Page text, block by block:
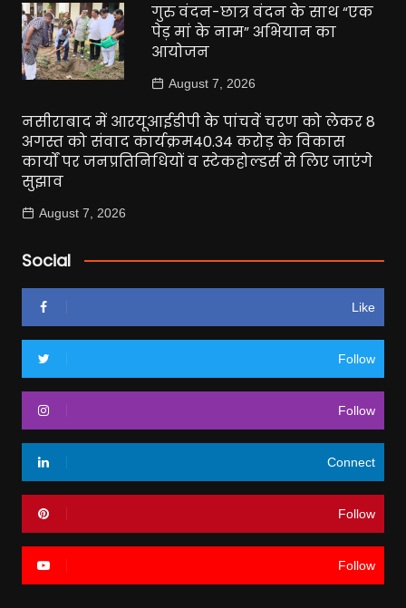
गुरु वंदन-छात्र वंदन के साथ “एक
पेड़ मां के नाम” अभियान का
आयोजन
August 7, 2026
नसीराबाद में आरयूआईडीपी के पांचवें चरण को लेकर 8
अगस्त को संवाद कार्यक्रम40.34 करोड़ के विकास
कार्यों पर जनप्रतिनिधियों व स्टेकहोल्डर्स से लिए जाएंगे
सुझाव
August 7, 2026
Social
Like
Follow
Follow
Connect
Follow
Follow